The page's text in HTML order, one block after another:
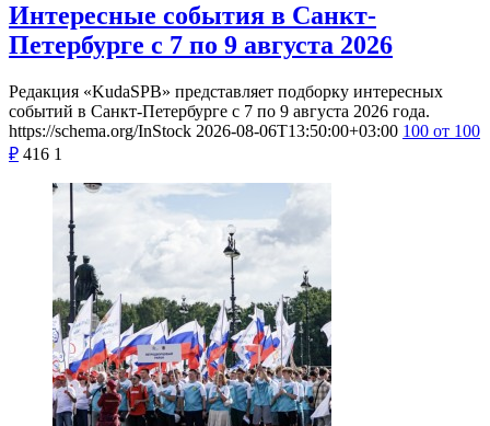
Интересные события в Санкт-
Петербурге с 7 по 9 августа 2026
Редакция «KudaSPB» представляет подборку интересных
событий в Санкт-Петербурге с 7 по 9 августа 2026 года.
https://schema.org/InStock 2026-08-06T13:50:00+03:00 100 от 100
₽ 416 1